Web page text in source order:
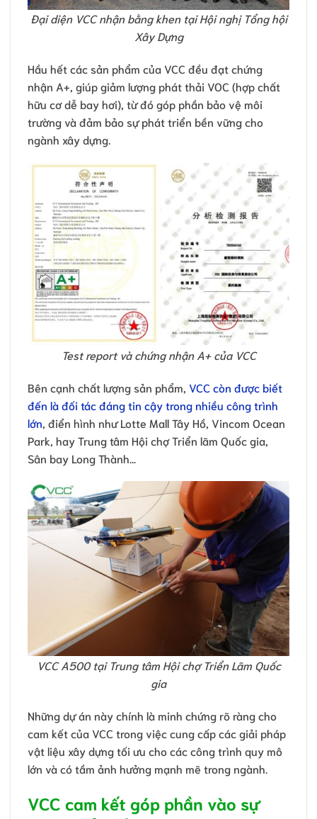
Đại diện VCC nhận bằng khen tại Hội nghị Tổng hội
Xây Dựng
Hầu hết các sản phẩm của VCC đều đạt chứng
nhận A+, giúp giảm lượng phát thải VOC (hợp chất
hữu cơ dễ bay hơi), từ đó góp phần bảo vệ môi
trường và đảm bảo sự phát triển bền vững cho
ngành xây dựng.
Test report và chứng nhận A+ của VCC
Bên cạnh chất lượng sản phẩm, VCC còn được biết
đến là đối tác đáng tin cậy trong nhiều công trình
lớn , điển hình như Lotte Mall Tây Hồ, Vincom Ocean
Park, hay Trung tâm Hội chợ Triển lãm Quốc gia,
Sân bay Long Thành…
VCC A500 tại Trung tâm Hội chợ Triển Lãm Quốc
gia
Những dự án này chính là minh chứng rõ ràng cho
cam kết của VCC trong việc cung cấp các giải pháp
vật liệu xây dựng tối ưu cho các công trình quy mô
lớn và có tầm ảnh hưởng mạnh mẽ trong ngành.
VCC cam kết góp phần vào sự